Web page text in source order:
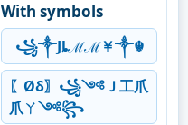
With symbols
꧁༒Jȴℳℳ￥༒☬
〖Øδ〗꧁༺Ｊ工爪
爪ㄚ༺꧂